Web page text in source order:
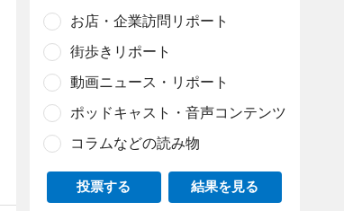
お店・企業訪問リポート
街歩きリポート
動画ニュース・リポート
ポッドキャスト・音声コンテンツ
コラムなどの読み物
投票する 結果を見る